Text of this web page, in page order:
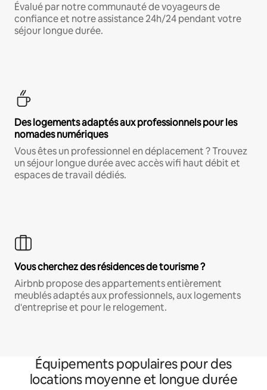
Évalué par notre communauté de voyageurs de
confiance et notre assistance 24h/24 pendant votre
séjour longue durée.
Des logements adaptés aux professionnels pour les
nomades numériques
Vous êtes un professionnel en déplacement ? Trouvez
un séjour longue durée avec accès wifi haut débit et
espaces de travail dédiés.
Vous cherchez des résidences de tourisme ?
Airbnb propose des appartements entièrement
meublés adaptés aux professionnels, aux logements
d'entreprise et pour le relogement.
Équipements populaires pour des
locations moyenne et longue durée